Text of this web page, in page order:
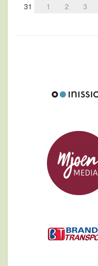
31
1 2 3